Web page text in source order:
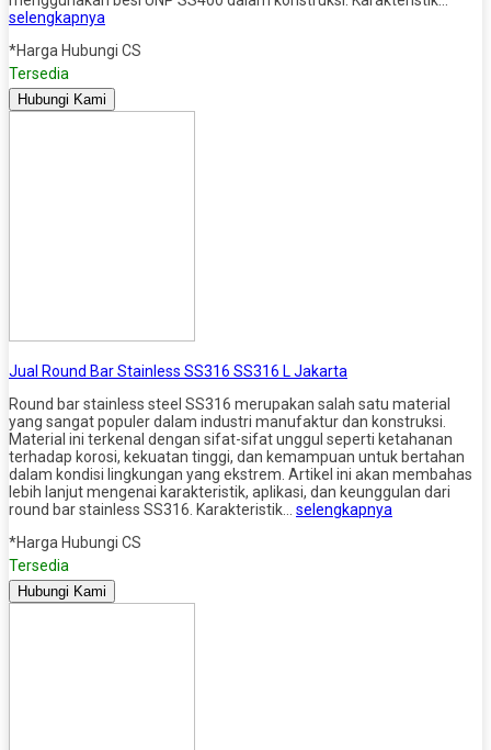
selengkapnya
*Harga Hubungi CS
Tersedia
Hubungi Kami
Jual Round Bar Stainless SS316 SS316 L Jakarta
Round bar stainless steel SS316 merupakan salah satu material
yang sangat populer dalam industri manufaktur dan konstruksi.
Material ini terkenal dengan sifat-sifat unggul seperti ketahanan
terhadap korosi, kekuatan tinggi, dan kemampuan untuk bertahan
dalam kondisi lingkungan yang ekstrem. Artikel ini akan membahas
lebih lanjut mengenai karakteristik, aplikasi, dan keunggulan dari
round bar stainless SS316. Karakteristik… selengkapnya
*Harga Hubungi CS
Tersedia
Hubungi Kami